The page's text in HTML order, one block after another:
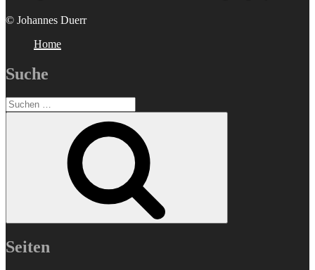
© Johannes Duerr
Home
Suche
Suchen
nach:
Seiten